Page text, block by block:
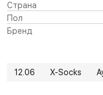
Страна
Пол
Бренд
12.06 X-Socks